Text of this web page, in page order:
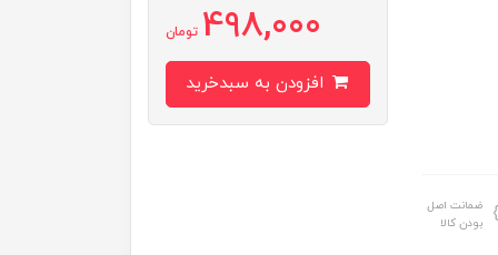
ضمانت اصل
بودن کالا
498,000 تومان